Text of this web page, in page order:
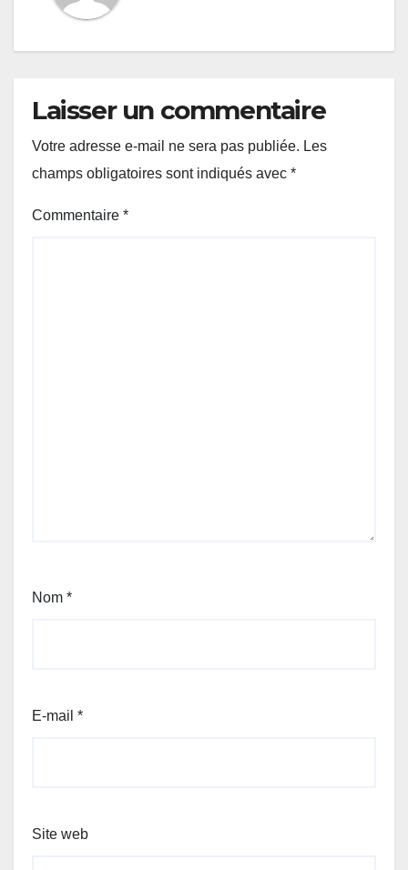
Laisser un commentaire
Votre adresse e-mail ne sera pas publiée. Les
champs obligatoires sont indiqués avec *
Commentaire *
Nom *
E-mail *
Site web